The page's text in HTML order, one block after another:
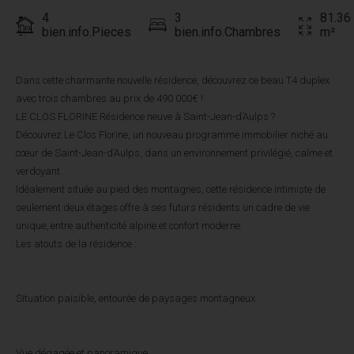
4
bien.info.Pieces
3
bien.info.Chambres
81.36
m²
Dans cette charmante nouvelle résidence, découvrez ce beau T4 duplex
avec trois chambres au prix de 490 000€ !
LE CLOS FLORINE Résidence neuve à Saint-Jean-d’Aulps ?
Découvrez Le Clos Florine, un nouveau programme immobilier niché au
cœur de Saint-Jean-d’Aulps, dans un environnement privilégié, calme et
verdoyant.
Idéalement située au pied des montagnes, cette résidence intimiste de
seulement deux étages offre à ses futurs résidents un cadre de vie
unique, entre authenticité alpine et confort moderne.
Les atouts de la résidence :
Situation paisible, entourée de paysages montagneux.